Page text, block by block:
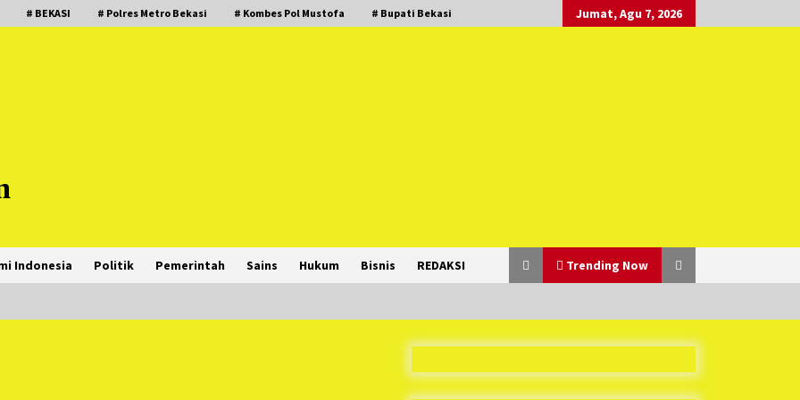
# BEKASI # Polres Metro Bekasi # Kombes Pol Mustofa # Bupati Bekasi Jumat, Agu 7, 2026
Indonesia Politik Pemerintah Sains Hukum Bisnis REDAKSI Trending Now
Tak Dapat Fasilitas yang Sesuai,
Para Peserta Retret Aparatur Desa